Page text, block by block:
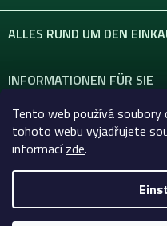
Tento web používá soubory
tohoto webu vyjadřujete
informacízde.
ALLES RUND UM DEN
INFORMATIONEN FÜR SIE
KONTAKT
Copyright 2026Celtic-